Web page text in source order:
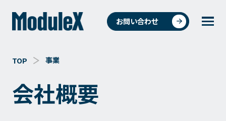
お問い合わせ
TOP 事業
会社概要